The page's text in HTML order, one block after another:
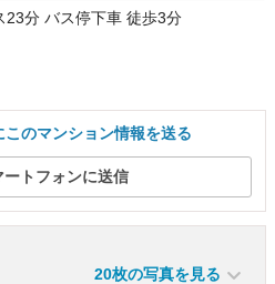
23分 バス停下車 徒歩3分
のマンション情報を送る
トフォンに送信
20枚の写真を見る